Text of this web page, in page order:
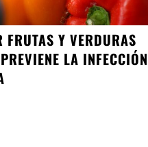
FRUTAS Y VERDURAS
LA INFECCIÓN